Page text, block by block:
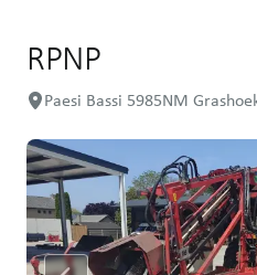
RPNP
Paesi Bassi 5985NM